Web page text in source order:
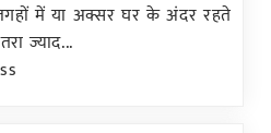
में या अक्सर घर के अंदर रहते
ज्याद...